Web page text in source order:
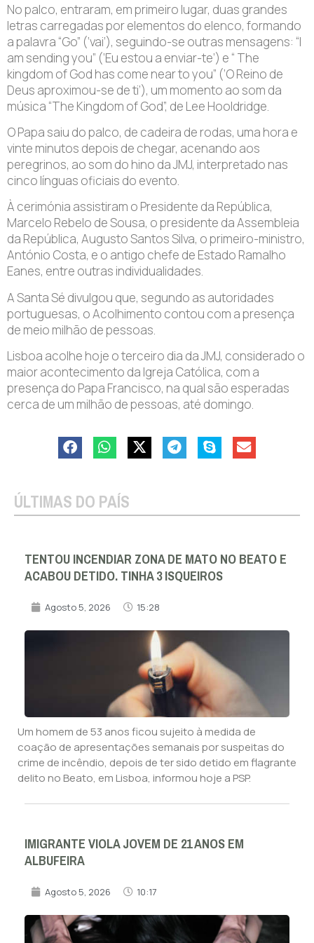
No palco, entraram, em primeiro lugar, duas grandes
letras carregadas por elementos do elenco, formando
a palavra “Go” (‘vai’), seguindo-se outras mensagens: “I
am sending you” (‘Eu estou a enviar-te’) e “ The
kingdom of God has come near to you” (‘O Reino de
Deus aproximou-se de ti’), um momento ao som da
música “The Kingdom of God”, de Lee Hooldridge.
O Papa saiu do palco, de cadeira de rodas, uma hora e
vinte minutos depois de chegar, acenando aos
peregrinos, ao som do hino da JMJ, interpretado nas
cinco línguas oficiais do evento.
À cerimónia assistiram o Presidente da República,
Marcelo Rebelo de Sousa, o presidente da Assembleia
da República, Augusto Santos Silva, o primeiro-ministro,
António Costa, e o antigo chefe de Estado Ramalho
Eanes, entre outras individualidades.
A Santa Sé divulgou que, segundo as autoridades
portuguesas, o Acolhimento contou com a presença
de meio milhão de pessoas.
Lisboa acolhe hoje o terceiro dia da JMJ, considerado o
maior acontecimento da Igreja Católica, com a
presença do Papa Francisco, na qual são esperadas
cerca de um milhão de pessoas, até domingo.
ÚLTIMAS DO PAÍS
TENTOU INCENDIAR ZONA DE MATO NO BEATO E
ACABOU DETIDO. TINHA 3 ISQUEIROS
Agosto 5, 2026 15:28
Um homem de 53 anos ficou sujeito à medida de
coação de apresentações semanais por suspeitas do
crime de incêndio, depois de ter sido detido em flagrante
delito no Beato, em Lisboa, informou hoje a PSP.
IMIGRANTE VIOLA JOVEM DE 21 ANOS EM
ALBUFEIRA
Agosto 5, 2026 10:17